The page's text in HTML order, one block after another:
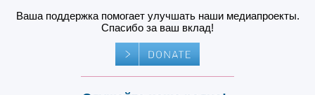
Ваша поддержка помогает улучшать наши медиапроекты.
Спасибо за ваш вклад!